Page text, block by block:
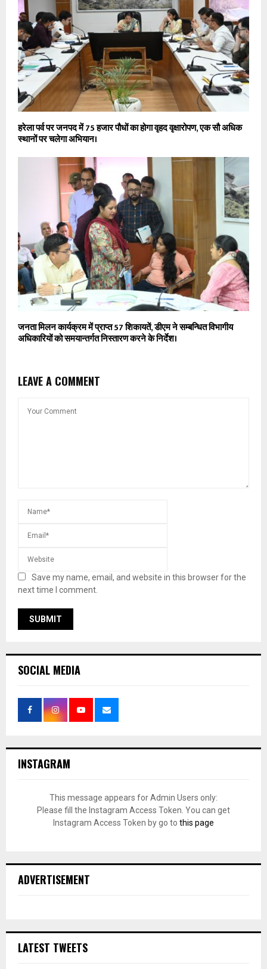
हरेला पर्व पर जनपद में 75 हजार पौधों का होगा वृहद वृक्षारोपण, एक सौ अधिक
स्थानों पर चलेगा अभियान।
जनता मिलन कार्यक्रम में प्राप्त 57 शिकायतें, डीएम ने सम्बन्धित विभागीय
अधिकारियों को समयान्तर्गत निस्तारण करने के निर्देश।
LEAVE A COMMENT
Save my name, email, and website in this browser for the
next time I comment.
SOCIAL MEDIA
INSTAGRAM
This message appears for Admin Users only:
Please fill the Instagram Access Token. You can get
Instagram Access Token by go to this page
ADVERTISEMENT
LATEST TWEETS